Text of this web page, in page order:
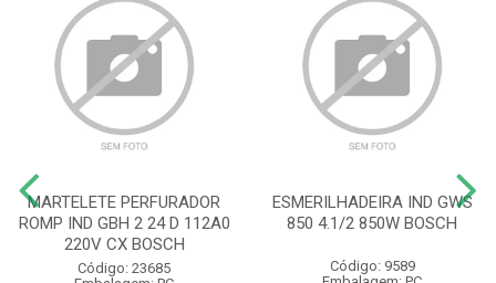
MARTELETE PERFURADOR
ROMP IND GBH 2 24 D 112A0
220V CX BOSCH
Código: 23685
ESMERILHADEIRA IND GWS
850 4.1/2 850W BOSCH
Código: 9589